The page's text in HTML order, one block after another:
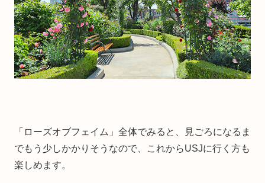
「ローズオブフェイム」全体でみると、見ごろになるま
でもう少しかかりそうなので、これからUSJに行く方も
楽しめます。